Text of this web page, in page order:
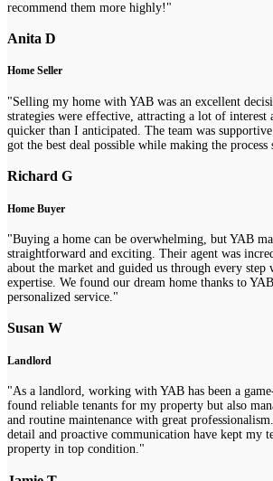
recommend them more highly!"
Anita D
Home Seller
"Selling my home with YAB was an excellent
strategies were effective, attracting a lot of interest
quicker than I anticipated. The team was
got the best deal possible while making the process
Richard G
Home Buyer
"Buying a home can be overwhelming, but YAB
straightforward and exciting. Their agent was
about the market and guided us through every step
expertise. We found our dream home thanks to
personalized service."
Susan W
Landlord
"As a landlord, working with YAB has been a
found reliable tenants for my property but also
and routine maintenance with great
detail and proactive communication have kept my
property in top condition."